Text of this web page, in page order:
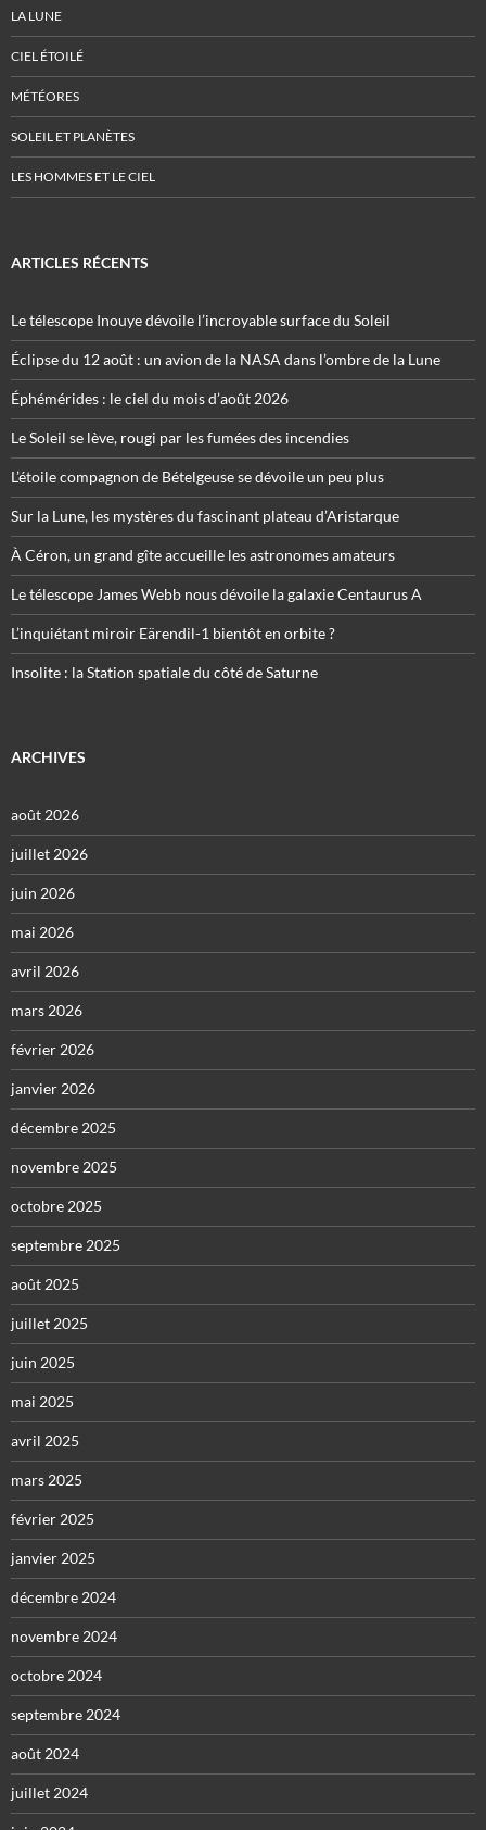
LA LUNE
CIEL ÉTOILÉ
MÉTÉORES
SOLEIL ET PLANÈTES
LES HOMMES ET LE CIEL
ARTICLES RÉCENTS
Le télescope Inouye dévoile l’incroyable surface du Soleil
Éclipse du 12 août : un avion de la NASA dans l’ombre de la Lune
Éphémérides : le ciel du mois d’août 2026
Le Soleil se lève, rougi par les fumées des incendies
L’étoile compagnon de Bételgeuse se dévoile un peu plus
Sur la Lune, les mystères du fascinant plateau d’Aristarque
À Céron, un grand gîte accueille les astronomes amateurs
Le télescope James Webb nous dévoile la galaxie Centaurus A
L’inquiétant miroir Eärendil-1 bientôt en orbite ?
Insolite : la Station spatiale du côté de Saturne
ARCHIVES
août 2026
juillet 2026
juin 2026
mai 2026
avril 2026
mars 2026
février 2026
janvier 2026
décembre 2025
novembre 2025
octobre 2025
septembre 2025
août 2025
juillet 2025
juin 2025
mai 2025
avril 2025
mars 2025
février 2025
janvier 2025
décembre 2024
novembre 2024
octobre 2024
septembre 2024
août 2024
juillet 2024